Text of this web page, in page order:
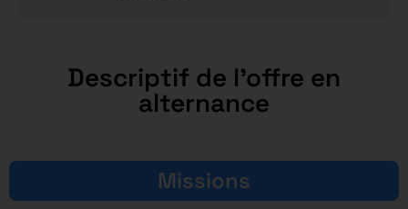
Descriptif de l'offre en
alternance
Missions